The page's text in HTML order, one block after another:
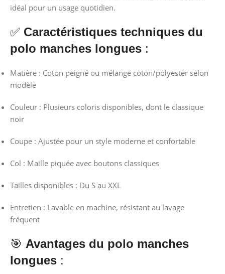
idéal pour un usage quotidien.
✅ Caractéristiques techniques du
polo manches longues :
Matière : Coton peigné ou mélange coton/polyester selon
modèle
Couleur : Plusieurs coloris disponibles, dont le classique
noir
Coupe : Ajustée pour un style moderne et confortable
Col : Maille piquée avec boutons classiques
Tailles disponibles : Du S au XXL
Entretien : Lavable en machine, résistant au lavage
fréquent
🎯 Avantages du polo manches
longues :